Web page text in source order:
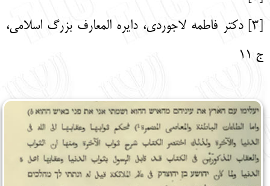
[3] دکتر فاطمه لاجوردی، دایره المعارف بزرگ اسلامی،
ج 11